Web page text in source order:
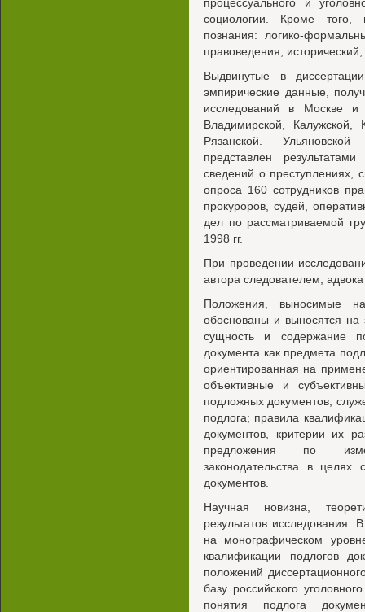
социологии. Кроме того,
познания: логико-
правоведения,
Выдвинутые в
эмпирические данные,
исследований в Москве и
Владимирской, Калужской,
Рязанской.
представлен
сведений о преступлениях,
опроса 160 сотрудников
прокуроров, судей,
дел по рассматриваемой
1998 гг.
При проведении
автора следователем,
Положения, выносимые
обоснованы и выносятся
сущность и содержание
документа как предмета
ориентированная на
объективные и
подложных документов,
подлога; правила
документов, критерии их
предложения по
законодательства в целях
документов.
Научная новизна,
результатов исследования.
на монографическом
квалификации подлогов
положений
базу российского
понятия подлога